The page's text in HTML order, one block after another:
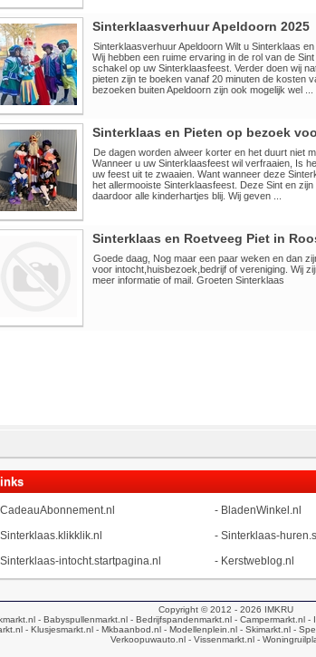
Sinterklaasverhuur Apeldoorn 2025
Sinterklaasverhuur Apeldoorn Wilt u Sinterklaas
Wij hebben een ruime ervaring in de rol van de
schakel op uw Sinterklaasfeest. Verder doen wij
pieten zijn te boeken vanaf 20 minuten de kosten
bezoeken buiten Apeldoorn zijn ook mogelijk wel ...
Sinterklaas en Pieten op bezoek
De dagen worden alweer korter en het duurt niet
Wanneer u uw Sinterklaasfeest wil verfraaien, Is
uw feest uit te zwaaien. Want wanneer deze
het allermooiste Sinterklaasfeest. Deze Sint en
daardoor alle kinderhartjes blij. Wij geven ...
Sinterklaas en Roetveeg Piet in
Goede daag, Nog maar een paar weken en dan
voor intocht,huisbezoek,bedrijf of vereniging. Wij
meer informatie of mail. Groeten Sinterklaas
CadeauAbonnement.nl - BladenWinkel.nl
Sinterklaas.klikklik.nl - Sinterklaas-
Sinterklaas-intocht.startpagina.nl - Kerstweblog.nl
Copyright © 2012 - 2026 IMKRU
- Babyspullenmarkt.nl - Bedrijfspandenmarkt.nl - Campermarkt.nl -
- Klusjesmarkt.nl- Mkbaanbod.nl- Modellenplein.nl- Skimarkt.nl-
Verkoopuwauto.nl- Vissenmarkt.nl-